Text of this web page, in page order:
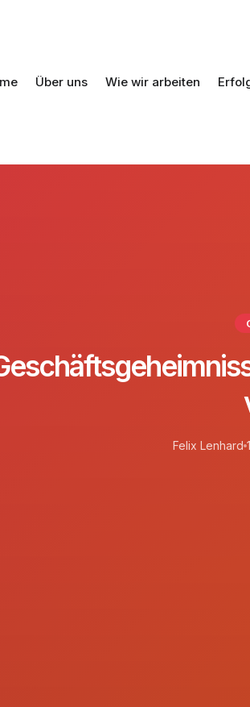
Über uns Wie wir arbeiten
Felix Lenhard